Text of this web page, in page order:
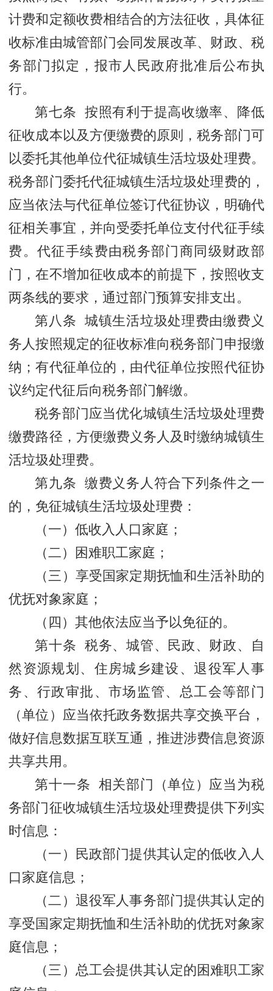
计费和定额收费相结合的方法征收，具体征
收标准由城管部门会同发展改革、财政、税
务部门拟定，报市人民政府批准后公布执
行。
第七条 按照有利于提高收缴率、降低
征收成本以及方便缴费的原则，税务部门可
以委托其他单位代征城镇生活垃圾处理费。
税务部门委托代征城镇生活垃圾处理费的，
应当依法与代征单位签订代征协议，明确代
征相关事宜，并向受委托单位支付代征手续
费。代征手续费由税务部门商同级财政部
门，在不增加征收成本的前提下，按照收支
两条线的要求，通过部门预算安排支出。
第八条 城镇生活垃圾处理费由缴费义
务人按照规定的征收标准向税务部门申报缴
纳；有代征单位的，由代征单位按照代征协
议约定代征后向税务部门解缴。
税务部门应当优化城镇生活垃圾处理费
缴费路径，方便缴费义务人及时缴纳城镇生
活垃圾处理费。
第九条 缴费义务人符合下列条件之一
的，免征城镇生活垃圾处理费：
（一）低收入人口家庭；
（二）困难职工家庭；
（三）享受国家定期抚恤和生活补助的
优抚对象家庭；
（四）其他依法应当予以免征的。
第十条 税务、城管、民政、财政、自
然资源规划、住房城乡建设、退役军人事
务、行政审批、市场监管、总工会等部门
（单位）应当依托政务数据共享交换平台，
做好信息数据互联互通，推进涉费信息资源
共享共用。
第十一条 相关部门（单位）应当为税
务部门征收城镇生活垃圾处理费提供下列实
时信息：
（一）民政部门提供其认定的低收入人
口家庭信息；
（二）退役军人事务部门提供其认定的
享受国家定期抚恤和生活补助的优抚对象家
庭信息；
（三）总工会提供其认定的困难职工家